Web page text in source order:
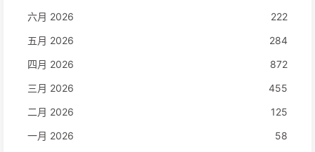
六月 2026
222
五月 2026
284
四月 2026
872
三月 2026
455
二月 2026
125
一月 2026
58